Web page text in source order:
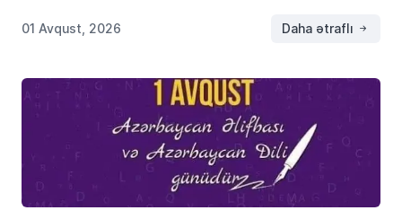
01 Avqust, 2026 Daha ətraflı